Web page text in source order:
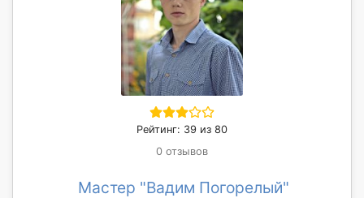
Рейтинг: 39 из 80
0 отзывов
Мастер "Вадим Погорелый"